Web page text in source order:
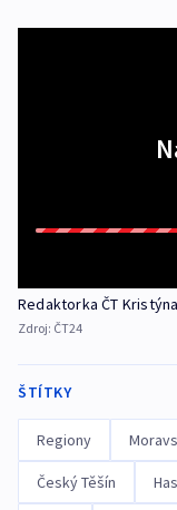
Redaktorka ČT
Zdroj: ČT24
ŠTÍTKY
Regiony
Český Těšín